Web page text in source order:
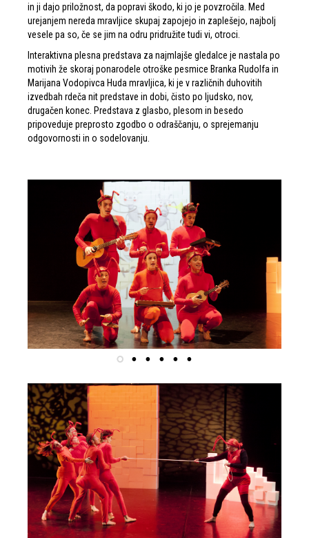
in ji dajo priložnost, da popravi škodo, ki jo je povzročila. Med
urejanjem nereda mravljice skupaj zapojejo in zaplešejo, najbolj
vesele pa so, če se jim na odru pridružite tudi vi, otroci.
Interaktivna plesna predstava za najmlajše gledalce je nastala po
motivih že skoraj ponarodele otroške pesmice Branka Rudolfa in
Marijana Vodopivca Huda mravljica, ki je v različnih duhovitih
izvedbah rdeča nit predstave in dobi, čisto po ljudsko, nov,
drugačen konec. Predstava z glasbo, plesom in besedo
pripoveduje preprosto zgodbo o odraščanju, o sprejemanju
odgovornosti in o sodelovanju.